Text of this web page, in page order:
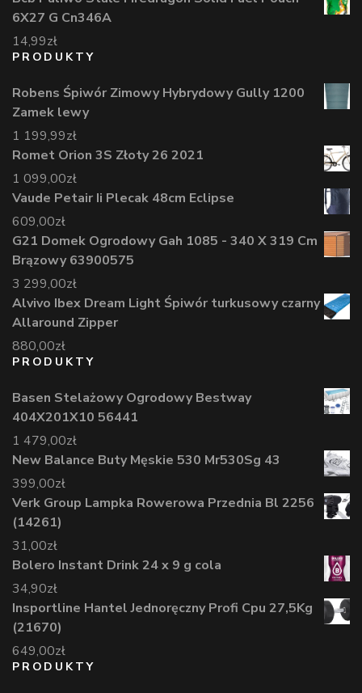
6X27 G Cn346A
14,99zł
PRODUKTY
Robens Śpiwór Zimowy Hybrydowy Gully 1200
Zamek lewy
1 199,99zł
Romet Orion 3S Złoty 26 2021
1 099,00zł
Vaude Petair Ii Plecak 48cm Eclipse
609,00zł
G21 Domek Ogrodowy Gah 1085 - 340 X 319 Cm
Brązowy 63900575
3 299,00zł
Alvivo Ibex Dream Light Śpiwór turkusowy czarny
Allaround Zipper
880,00zł
PRODUKTY
Basen Stelażowy Ogrodowy Bestway
404X201X10 56441
1 479,00zł
New Balance Buty Męskie 530 Mr530Sg 43
399,00zł
Verk Group Lampka Rowerowa Przednia Bl 2256
(14261)
31,00zł
Bolero Instant Drink 24 x 9 g cola
34,90zł
Insportline Hantel Jednoręczny Profi Cpu 27,5Kg
(21670)
649,00zł
PRODUKTY